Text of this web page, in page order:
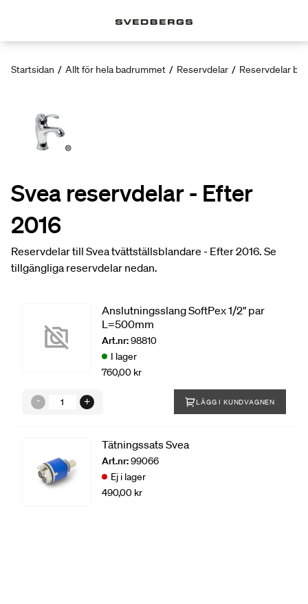
Startsidan / Allt för hela badrummet / Reservdelar / Reservdelar
Svea reservdelar - Efter
2016
Reservdelar till Svea tvättställsblandare - Efter 2016. Se
tillgängliga reservdelar nedan.
Anslutningsslang SoftPex 1/2" par
L=500mm
Art.nr:98810
I lager
760,00 kr
LÄGG I KUNDVAGNEN
Tätningssats Svea
Art.nr:99066
Ej i lager
490,00 kr